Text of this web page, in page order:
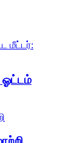
ஓட்டம்